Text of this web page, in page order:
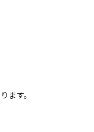
ます。